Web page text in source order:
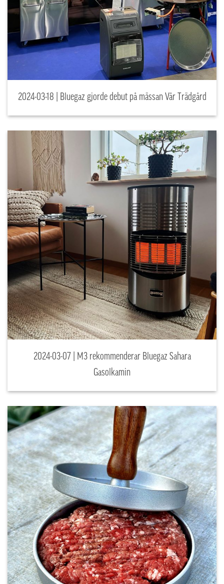
2024-03-18 | Bluegaz gjorde debut på mässan Vår Trädgård
2024-03-07 | M3 rekommenderar Bluegaz Sahara
Gasolkamin